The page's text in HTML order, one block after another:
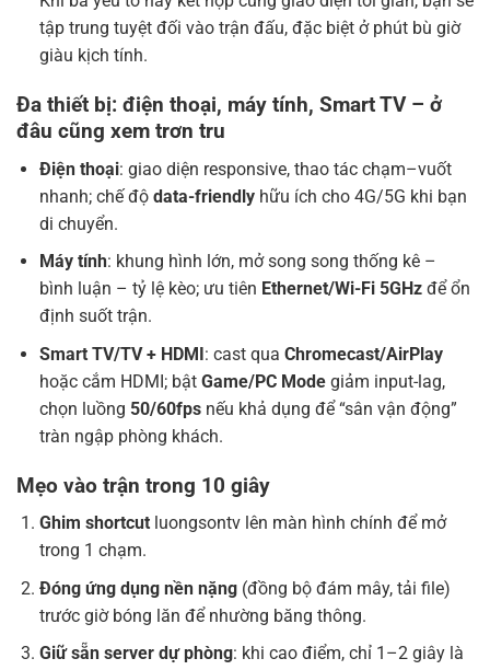
tập trung tuyệt đối vào trận đấu, đặc biệt ở phút bù giờ
giàu kịch tính.
Đa thiết bị: điện thoại, máy tính, Smart TV – ở
đâu cũng xem trơn tru
Điện thoại: giao diện responsive, thao tác chạm–vuốt
nhanh; chế độ data-friendlyhữu ích cho 4G/5G khi bạn
di chuyển.
Máy tính: khung hình lớn, mở song song thống kê –
bình luận – tỷ lệ kèo; ưu tiên Ethernet/Wi-Fi 5GHzđể ổn
định suốt trận.
Smart TV/TV + HDMI: cast qua Chromecast/AirPlay
hoặc cắm HDMI; bật Game/PC Modegiảm input-lag,
chọn luồng 50/60fpsnếu khả dụng để “sân vận động”
tràn ngập phòng khách.
Mẹo vào trận trong 10 giây
Ghim shortcutluongsontv lên màn hình chính để mở
trong 1 chạm.
Đóng ứng dụng nền nặng(đồng bộ đám mây, tải file)
trước giờ bóng lăn để nhường băng thông.
Giữ sẵn server dự phòng: khi cao điểm, chỉ 1–2 giây là